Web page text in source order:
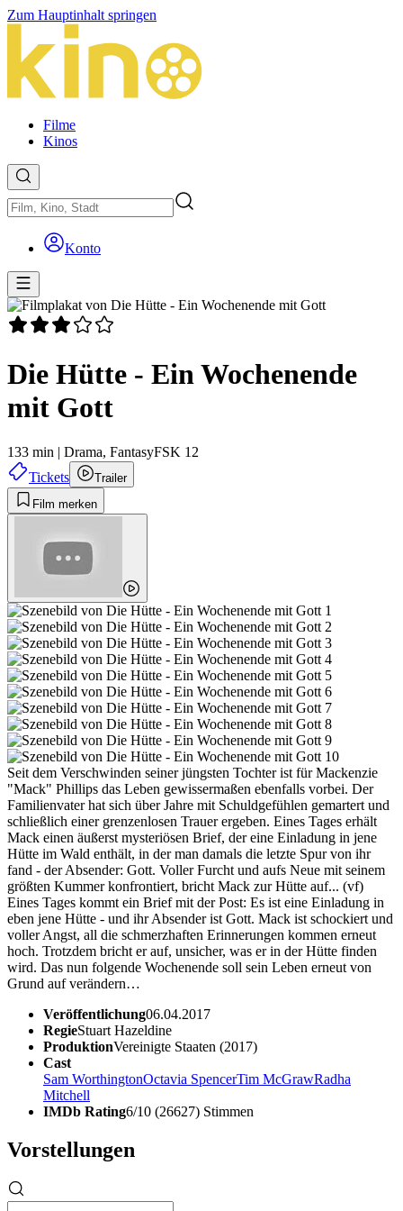
Zum Hauptinhalt springen
Filme
Kinos
Konto
Die Hütte - Ein Wochenende
mit Gott
133 min | Drama, FantasyFSK 12
Tickets
Trailer
Film merken
Seit dem Verschwinden seiner jüngsten Tochter ist für Mackenzie
"Mack" Phillips das Leben gewissermaßen ebenfalls vorbei. Der
Familienvater hat sich über Jahre mit Schuldgefühlen gemartert und
schließlich einer grenzenlosen Trauer ergeben. Eines Tages erhält
Mack einen äußerst mysteriösen Brief, der eine Einladung in jene
Hütte im Wald enthält, in der man damals die letzte Spur von ihr
fand - der Absender: Gott. Voller Furcht und aufs Neue mit seinem
größten Kummer konfrontiert, bricht Mack zur Hütte auf... (vf)
Eines Tages kommt ein Brief mit der Post: Es ist eine Einladung in
eben jene Hütte - und ihr Absender ist Gott. Mack ist schockiert und
voller Angst, all die schmerzhaften Erinnerungen kommen erneut
hoch. Trotzdem bricht er auf, unsicher, was er in der Hütte finden
wird. Das nun folgende Wochenende soll sein Leben erneut von
Grund auf verändern…
Veröffentlichung06.04.2017
RegieStuart Hazeldine
ProduktionVereinigte Staaten (2017)
Cast
Sam WorthingtonOctavia SpencerTim McGrawRadha
Mitchell
IMDb Rating6/10 (26627) Stimmen
Vorstellungen